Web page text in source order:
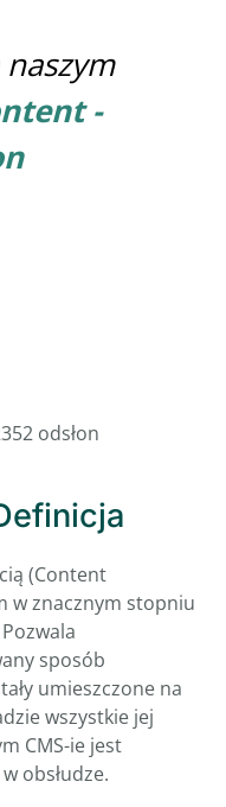
-
odsłon
(Content
w znacznym stopniu
Pozwala
sposób
umieszczone na
wszystkie jej
CMS-ie jest
obsłudze.